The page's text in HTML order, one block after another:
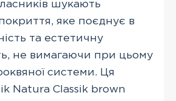
шукають
яке поєднує в
та естетичну
не вимагаючи при цьому
системи. Ця
Natura Classik brown